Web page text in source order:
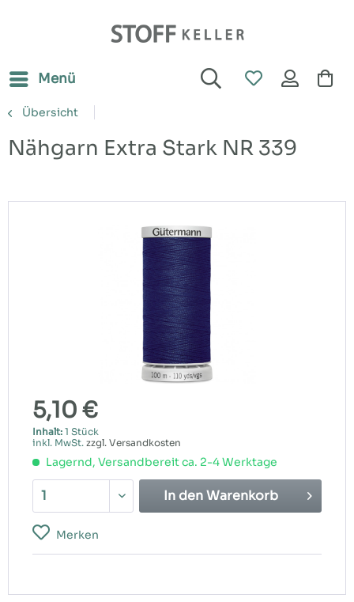
Menü
Übersicht
Nähgarn Extra Stark NR 339
5,10 €
Inhalt: 1 Stück
inkl. MwSt. zzgl. Versandkosten
Lagernd, Versandbereit ca. 2-4 Werktage
In denWarenkorb
Merken